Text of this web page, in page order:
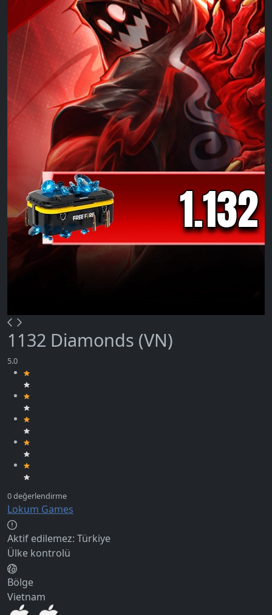
1132 Diamonds (VN)
Lokum Games
Aktif edilemez: Türkiye
Ülke kontrolü
Bölge
Vietnam